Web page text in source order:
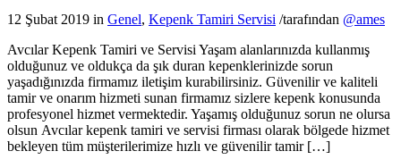
12 Şubat 2019 in Genel, Kepenk Tamiri Servisi /tarafından @ames
Avcılar Kepenk Tamiri ve Servisi Yaşam alanlarınızda kullanmış
olduğunuz ve oldukça da şık duran kepenklerinizde sorun
yaşadığınızda firmamız iletişim kurabilirsiniz. Güvenilir ve kaliteli
tamir ve onarım hizmeti sunan firmamız sizlere kepenk konusunda
profesyonel hizmet vermektedir. Yaşamış olduğunuz sorun ne olursa
olsun Avcılar kepenk tamiri ve servisi firması olarak bölgede hizmet
bekleyen tüm müşterilerimize hızlı ve güvenilir tamir […]